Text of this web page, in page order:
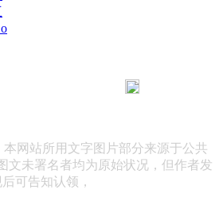
网站所用文字图片部分来源于公共
文未署名者均为原始状况，但作者发
可告知认领，